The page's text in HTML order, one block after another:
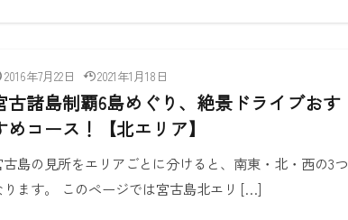
2016年7月22日 2021年1月18日
古諸島制覇6島めぐり、絶景ドライブおす
めコース！【北エリア】
古島の見所をエリアごとに分けると、南東・北・西の3つ
ります。 このページでは宮古島北エリ […]